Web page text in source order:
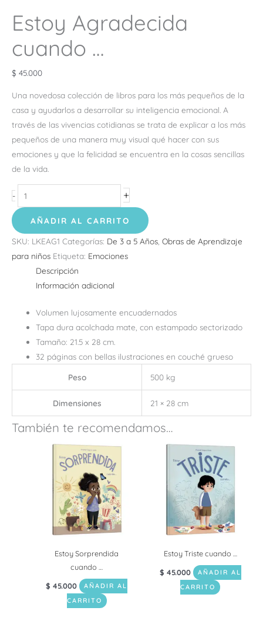
Estoy Agradecida
cuando …
$ 45.000
Una novedosa colección de libros para los más pequeños de la
casa y ayudarlos a desarrollar su inteligencia emocional. A
través de las vivencias cotidianas se trata de explicar a los más
pequeños de una manera muy visual qué hacer con sus
emociones y que la felicidad se encuentra en la cosas sencillas
de la vida.
- +
AÑADIR AL CARRITO
SKU: LKEAG1 Categorías: De 3 a 5 Años, Obras de Aprendizaje
para niños Etiqueta: Emociones
Descripción
Información adicional
Volumen lujosamente encuadernados
Tapa dura acolchada mate, con estampado sectorizado
Tamaño: 21.5 x 28 cm.
32 páginas con bellas ilustraciones en couché grueso
Peso 500 kg
Dimensiones 21 × 28 cm
También te recomendamos…
Estoy Sorprendida
cuando …
$ 45.000
AÑADIR AL
CARRITO
Estoy Triste cuando …
$ 45.000
AÑADIR AL
CARRITO